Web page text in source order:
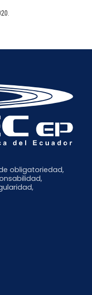
obligatoriedad,